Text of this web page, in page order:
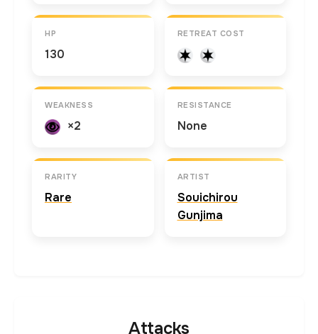
HP
130
RETREAT COST
WEAKNESS
×2
RESISTANCE
None
RARITY
Rare
ARTIST
Souichirou
Gunjima
Attacks